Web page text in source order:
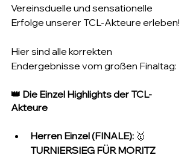
Vereinsduelle und sensationelle
Erfolge unserer TCL-Akteure erleben!
Hier sind alle korrekten
Endergebnisse vom großen Finaltag:
👑 Die Einzel Highlights der TCL-
Akteure
Herren Einzel (FINALE): 🥇
TURNIERSIEG FÜR MORITZ